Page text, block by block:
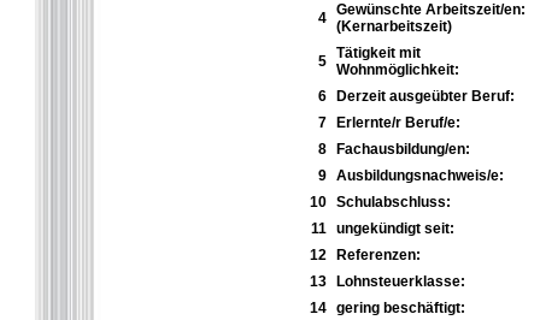
4
Gewünschte Arbeitszeit/en:
(Kernarbeitszeit)
5
Tätigkeit mit
Wohnmöglichkeit:
6
Derzeit ausgeübter Beruf:
7
Erlernte/r Beruf/e:
8
Fachausbildung/en:
9
Ausbildungsnachweis/e:
10
Schulabschluss:
11
ungekündigt seit:
12
Referenzen:
13
Lohnsteuerklasse:
14
gering beschäftigt: